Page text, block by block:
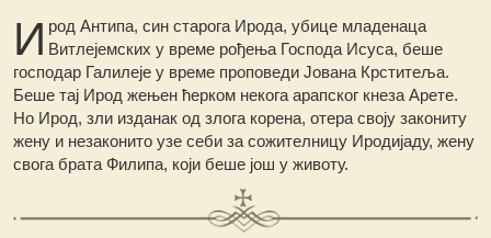
И род Антипа, син старога Ирода, убице младенаца
Витлејемских у време рођења Господа Исуса, беше
господар Галилеје у време проповеди Јована Крститеља.
Беше тај Ирод жењен ћерком некога арапског кнеза Арете.
Но Ирод, зли изданак од злога корена, отера своју закониту
жену и незаконито узе себи за сожителницу Иродијаду, жену
свога брата Филипа, који беше још у животу.